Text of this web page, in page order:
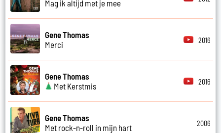
Mag ik altijd met je mee
Gene Thomas
Merci
2016
Gene Thomas
Met Kerstmis
2016
Gene Thomas
Met rock-n-roll in mijn hart
2006